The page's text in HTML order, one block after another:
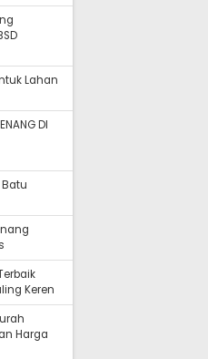
Lahan
DI
Batu
Keren
Harga